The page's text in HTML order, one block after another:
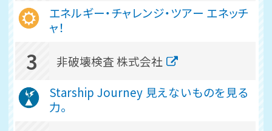
エネルギー・チャレンジ・ツアー エネッチ
ャ！
3
非破壊検査 株式会社
Starship Journey 見えないものを見る
力。